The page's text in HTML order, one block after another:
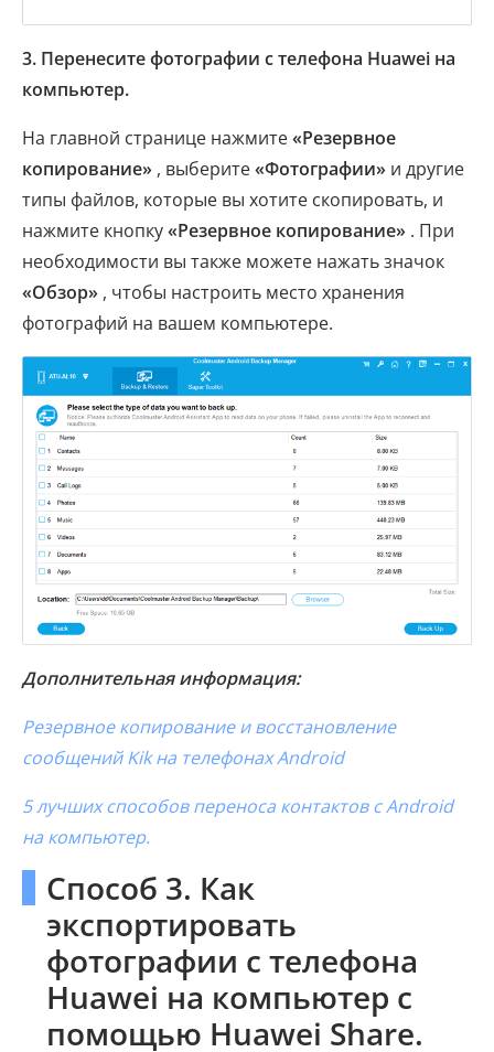
3. Перенесите фотографии с телефона Huawei на
компьютер.
На главной странице нажмите«Резервное
копирование» , выберите«Фотографии» и другие
типы файлов, которые вы хотите скопировать, и
нажмите кнопку«Резервное копирование» . При
необходимости вы также можете нажать значок
«Обзор» , чтобы настроить место хранения
фотографий на вашем компьютере.
Дополнительная информация:
Резервное копирование и восстановление
сообщений Kik на телефонах Android
5 лучших способов переноса контактов с Android
на компьютер.
Способ 3. Как
экспортировать
фотографии с телефона
Huawei на компьютер с
помощью Huawei Share.